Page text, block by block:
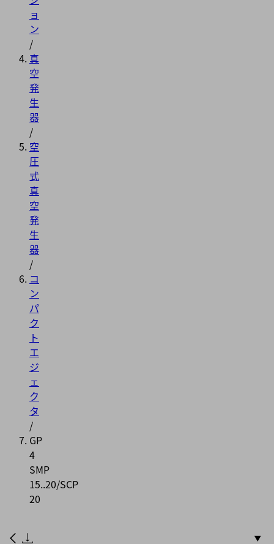
ョ
ン
/
真
空
発
生
器
/
空
圧
式
真
空
発
生
器
/
コ
ン
パ
ク
ト
エ
ジ
ェ
ク
タ
/
GP
4
SMP
15..20/SCP
20